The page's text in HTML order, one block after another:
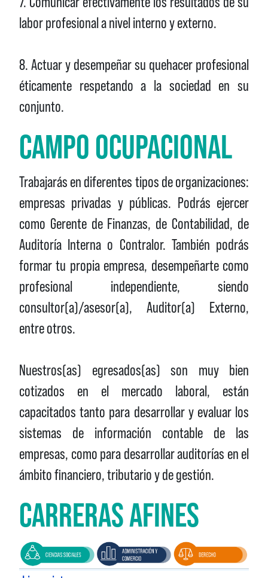
labor profesional a nivel interno y externo.
8. Actuar y desempeñar su quehacer profesional
éticamente respetando a la sociedad en su
conjunto.
CAMPO OCUPACIONAL
Trabajarás en diferentes tipos de organizaciones:
empresas privadas y públicas. Podrás ejercer
como Gerente de Finanzas, de Contabilidad, de
Auditoría Interna o Contralor. También podrás
formar tu propia empresa, desempeñarte como
profesional independiente, siendo
consultor(a)/asesor(a), Auditor(a) Externo,
entre otros.
Nuestros(as) egresados(as) son muy bien
cotizados en el mercado laboral, están
capacitados tanto para desarrollar y evaluar los
sistemas de información contable de las
empresas, como para desarrollar auditorías en el
ámbito financiero, tributario y de gestión.
CARRERAS AFINES